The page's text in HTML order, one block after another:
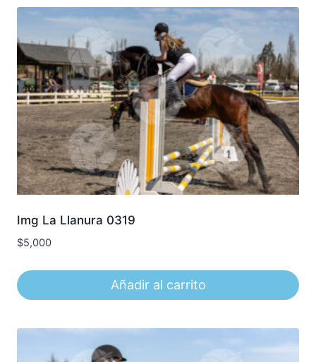
Img La Llanura 0319
$5,000
Añadir al carrito